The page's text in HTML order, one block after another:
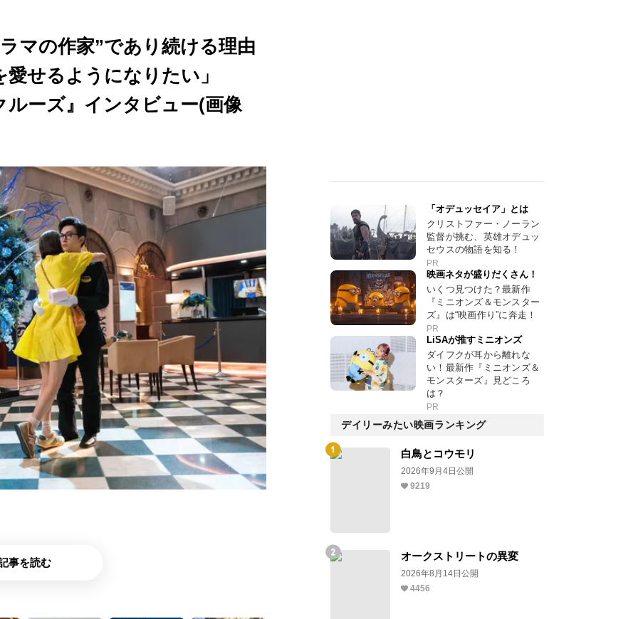
マの作家”であり続ける理由
せるようになりたい」
ーズ』インタビュー(画像
事を読む
「オデュッセイア」とは
クリストファー・ノーラン
監督が挑む、英雄オデュッ
セウスの物語を知る！
PR
映画ネタが盛りだくさん！
いくつ見つけた？最新作
『ミニオンズ＆モンスター
ズ』は“映画作り”に奔走！
PR
LiSAが推すミニオンズ
ダイフクが耳から離れな
い！最新作『ミニオンズ＆
モンスターズ』見どころ
は？
PR
デイリーみたい映画ランキング
白鳥とコウモリ
2026年9月4日公開
9219
オークストリートの異変
2026年8月14日公開
4456